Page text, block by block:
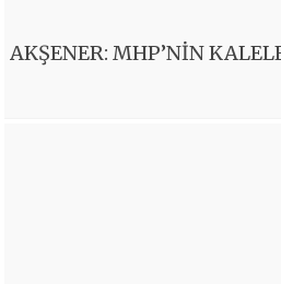
AKŞENER: MHP’NİN